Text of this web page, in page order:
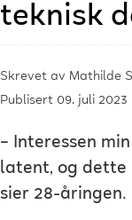
teknisk
Skrevet av Mathilde
Publisert 09. juli 2023
– Interessen
latent, og dette
sier 28-åringen.